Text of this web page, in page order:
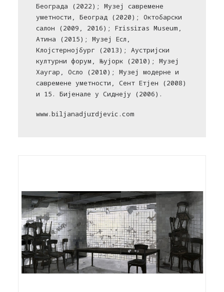
Београда (2022); Музеј савремене
уметности, Београд (2020); Октобарски
салон (2009, 2016); Frissiras Museum,
Атина (2015); Музеј Есл,
Клојстернојбург (2013); Аустријски
културни форум, Њујорк (2010); Музеј
Хаугар, Осло (2010); Музеј модерне и
савремене уметности, Сент Етјен (2008)
и 15. Бијенале у Сиднеју (2006).
www.biljanadjurdjevic.com